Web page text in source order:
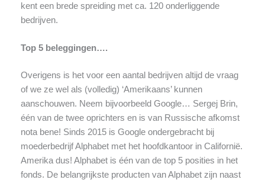
kent een brede spreiding met ca. 120 onderliggende
bedrijven.
Top 5 beleggingen….
Overigens is het voor een aantal bedrijven altijd de vraag
of we ze wel als (volledig) ‘Amerikaans’ kunnen
aanschouwen. Neem bijvoorbeeld Google… Sergej Brin,
één van de twee oprichters en is van Russische afkomst
nota bene! Sinds 2015 is Google ondergebracht bij
moederbedrijf Alphabet met het hoofdkantoor in Californië.
Amerika dus! Alphabet is één van de top 5 posities in het
fonds. De belangrijkste producten van Alphabet zijn naast